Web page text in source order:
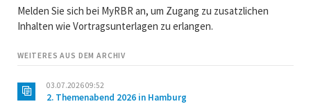
Melden Sie sich bei MyRBR an, um Zugang zu zusatzlichen
Inhalten wie Vortragsunterlagen zu erlangen.
WEITERES AUS DEM ARCHIV
03.07.2026 09:52
2. Themenabend 2026 in Hamburg